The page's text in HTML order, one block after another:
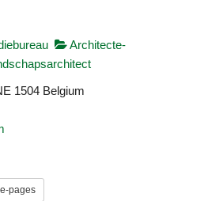
Architecte-
1504 Belgium
pages